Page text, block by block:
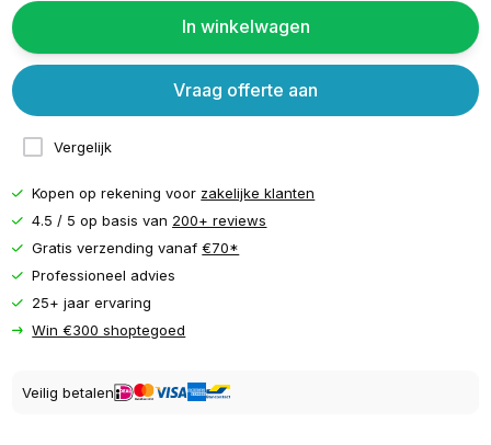
In winkelwagen
Vergelijk
Vraag offerte aan
Kopen op rekening voor zakelijke klanten
4.5 / 5 op basis van 200+ reviews
Gratis verzending vanaf€70*
Professioneel advies
25+ jaar ervaring
Win €300 shoptegoed
Veilig betalen